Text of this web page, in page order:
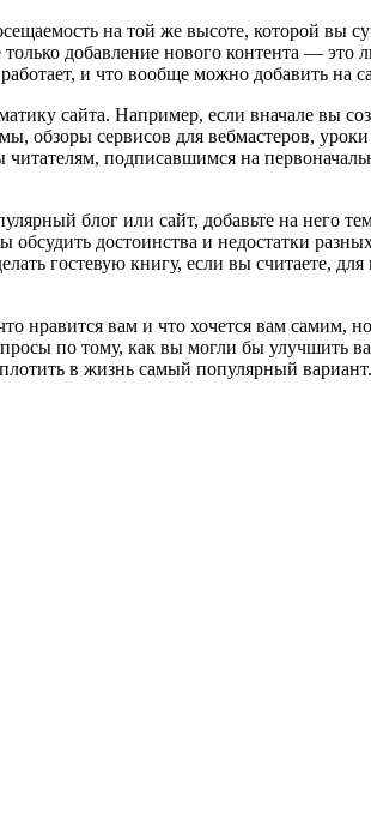
на той же высоте, которой вы
добавление нового контента —
и что вообще можно добавить на
сайта. Например, если вначале вы
обзоры сервисов для вебмастеров,
подписавшимся на
блог или сайт, добавьте на него
достоинства и недостатки
гостевую книгу, если вы считаете, для
вам и что хочется вам самим,
по тому, как вы могли бы улучшить
в жизнь самый популярный